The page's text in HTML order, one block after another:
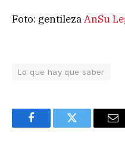
Foto: gentilezaAnSu
Lo que hay que saber
FacebookTwitter